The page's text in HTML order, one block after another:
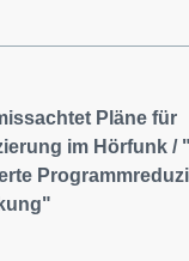
Pläne für
im Hörfunk /